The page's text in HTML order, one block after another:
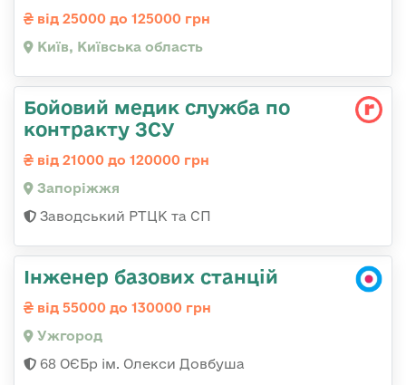
від 25000 до 125000 грн
Київ, Київська область
Бойовий медик служба по
контракту ЗСУ
від 21000 до 120000 грн
Запоріжжя
Заводський РТЦК та СП
Інженер базових станцій
від 55000 до 130000 грн
Ужгород
68 ОЄБр ім. Олекси Довбуша